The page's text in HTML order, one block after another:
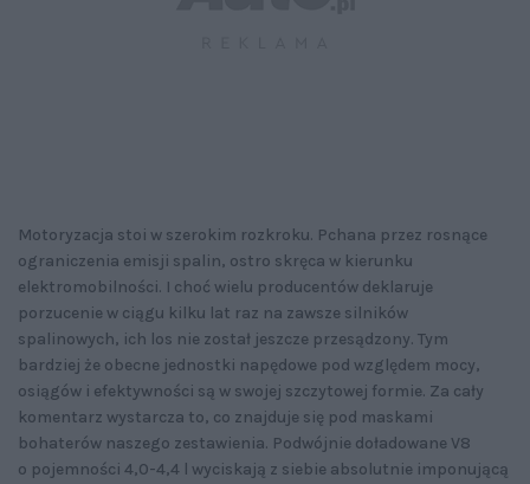
Motoryzacja stoi w szerokim rozkroku. Pchana przez rosnące
ograniczenia emisji spalin, ostro skręca w kierunku
elektromobilności. I choć wielu producentów deklaruje
porzucenie w ciągu kilku lat raz na zawsze silników
spalinowych, ich los nie został jeszcze przesądzony. Tym
bardziej że obecne jednostki napędowe pod względem mocy,
osiągów i efektywności są w swojej szczytowej formie. Za cały
komentarz wystarcza to, co znajduje się pod maskami
bohaterów naszego zestawienia. Podwójnie doładowane V8
o pojemności 4,0-4,4 l wyciskają z siebie absolutnie imponującą